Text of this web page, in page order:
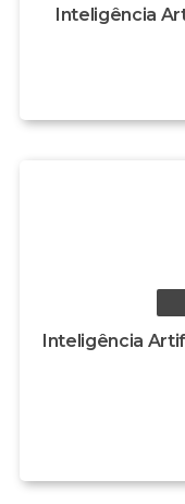
Inteligência
Inteligência